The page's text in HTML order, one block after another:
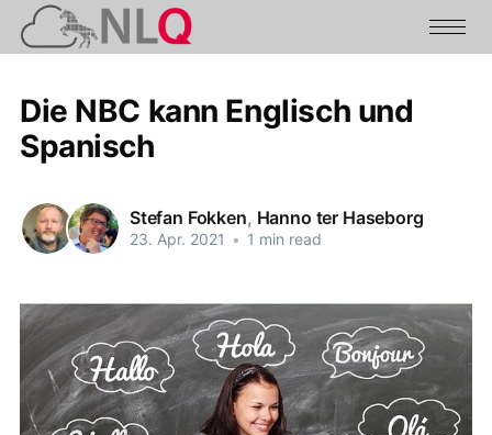
Die NBC kann Englisch und
Spanisch
Stefan Fokken, Hanno ter Haseborg
23. Apr. 2021 • 1 min read